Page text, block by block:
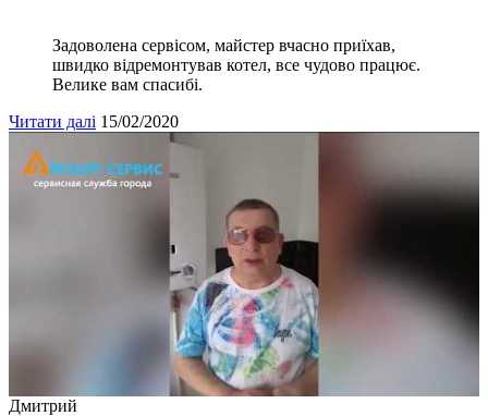
Задоволена сервісом, майстер вчасно приїхав,
швидко відремонтував котел, все чудово працює.
Велике вам спасибі.
Читати далі 15/02/2020
Дмитрий